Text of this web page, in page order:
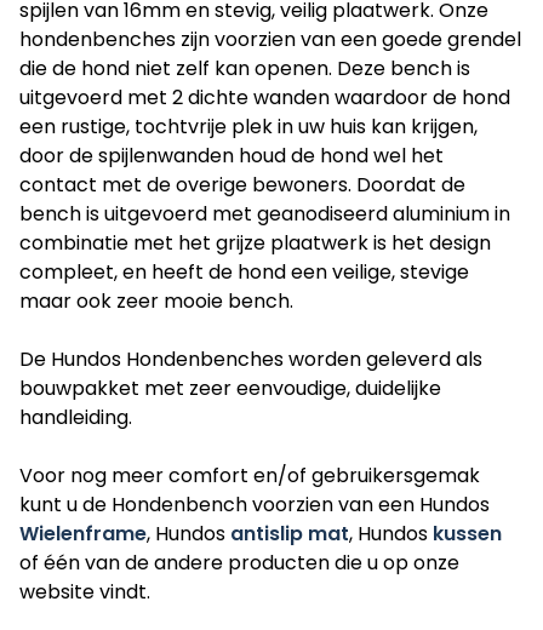
spijlen van 16mm en stevig, veilig plaatwerk. Onze
hondenbenches zijn voorzien van een goede grendel
die de hond niet zelf kan openen. Deze bench is
uitgevoerd met 2 dichte wanden waardoor de hond
een rustige, tochtvrije plek in uw huis kan krijgen,
door de spijlenwanden houd de hond wel het
contact met de overige bewoners. Doordat de
bench is uitgevoerd met geanodiseerd aluminium in
combinatie met het grijze plaatwerk is het design
compleet, en heeft de hond een veilige, stevige
maar ook zeer mooie bench.
De Hundos Hondenbenches worden geleverd als
bouwpakket met zeer eenvoudige, duidelijke
handleiding.
Voor nog meer comfort en/of gebruikersgemak
kunt u de Hondenbench voorzien van een Hundos
Wielenframe, Hundos antislip mat, Hundos kussen
of één van de andere producten die u op onze
website vindt.